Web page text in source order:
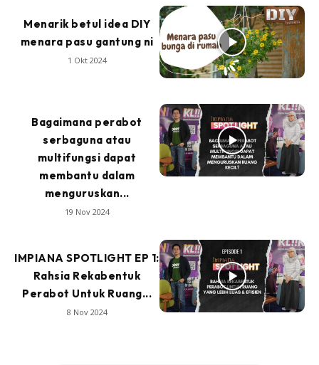
Menarik betul idea DIY
menara pasu gantung ni
1 Okt 2024
Bagaimana perabot
serbaguna atau
multifungsi dapat
membantu dalam
menguruskan...
19 Nov 2024
IMPIANA SPOTLIGHT EP 1:
Rahsia Rekabentuk
Perabot Untuk Ruang...
8 Nov 2024